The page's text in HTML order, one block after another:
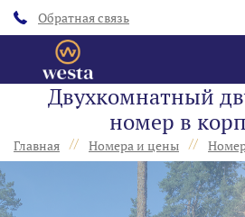
Обратная связь
Двухкомнатный
номер в
Главная // Номера и цены //